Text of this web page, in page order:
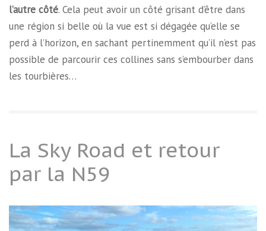
l’autre côté. Cela peut avoir un côté grisant d’être dans
une région si belle où la vue est si dégagée qu’elle se
perd à l’horizon, en sachant pertinemment qu’il n’est pas
possible de parcourir ces collines sans s’embourber dans
les tourbières…
La Sky Road et retour
par la N59